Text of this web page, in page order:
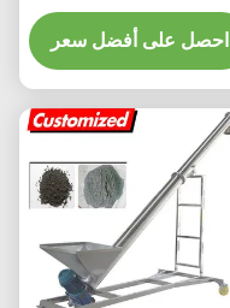
القائمة على التشغيل
لمعالجة السكر
احصل على أفضل سعر